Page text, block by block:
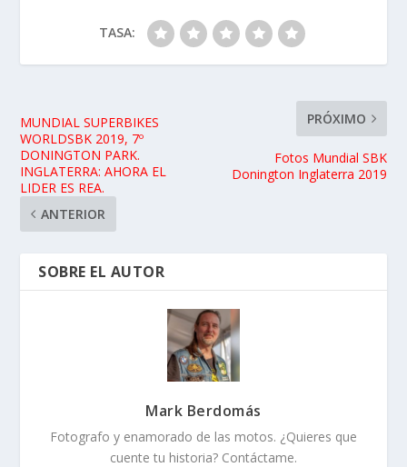
TASA:
MUNDIAL SUPERBIKES
WORLDSBK 2019, 7º
DONINGTON PARK.
INGLATERRA: AHORA EL
LIDER ES REA.
ANTERIOR
PRÓXIMO
Fotos Mundial SBK
Donington Inglaterra 2019
SOBRE EL AUTOR
Mark Berdomás
Fotografo y enamorado de las motos. ¿Quieres que
cuente tu historia? Contáctame.